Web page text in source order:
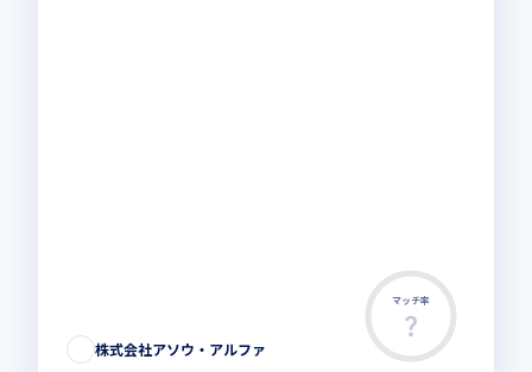
マッチ率
株式会社アソウ・アルファ